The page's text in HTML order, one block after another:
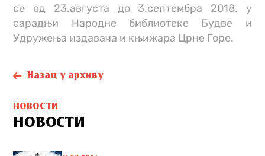
се од 23.августа до 3.септембра 2018. у
сарадњи Народне библиотеке Будве и
Удружења издавача и књижара Црне Горе.
Назад у архиву
НОВОСТИ
НОВОСТИ